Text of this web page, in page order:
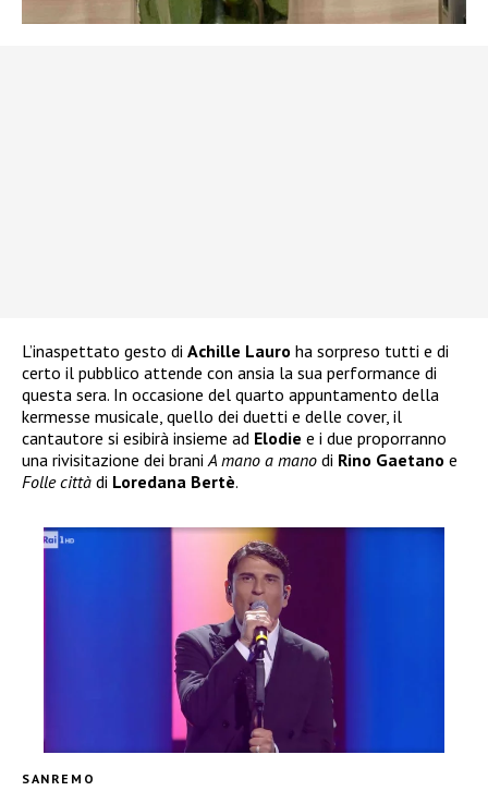
L’inaspettato gesto di Achille Lauro ha sorpreso tutti e di
certo il pubblico attende con ansia la sua performance di
questa sera. In occasione del quarto appuntamento della
kermesse musicale, quello dei duetti e delle cover, il
cantautore si esibirà insieme ad Elodie e i due proporranno
una rivisitazione dei braniA mano a mano di Rino Gaetano e
Folle città di Loredana Bertè.
SANREMO